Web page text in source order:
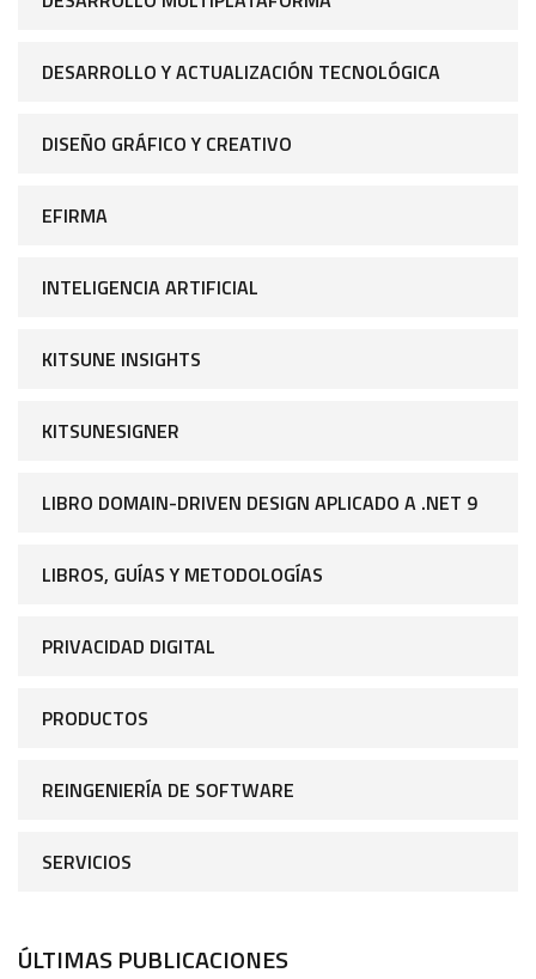
DESARROLLO Y ACTUALIZACIÓN TECNOLÓGICA
DISEÑO GRÁFICO Y CREATIVO
EFIRMA
INTELIGENCIA ARTIFICIAL
KITSUNE INSIGHTS
KITSUNESIGNER
LIBRO DOMAIN-DRIVEN DESIGN APLICADO A .NET 9
LIBROS, GUÍAS Y METODOLOGÍAS
PRIVACIDAD DIGITAL
PRODUCTOS
REINGENIERÍA DE SOFTWARE
SERVICIOS
ÚLTIMAS PUBLICACIONES